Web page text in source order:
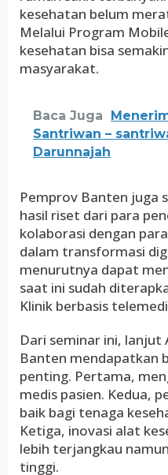
kesehatan belum
Melalui Program
kesehatan bisa
masyarakat.
Baca Juga
Santriwan –
Darunnajah
Pemprov Banten juga
hasil riset dari para
kolaborasi dengan
dalam transformasi
menurutnya dapat
saat ini sudah
Klinik berbasis
Dari seminar ini, lanjut
Banten mendapatkan
penting. Pertama,
medis pasien. Kedua,
baik bagi tenaga
Ketiga, inovasi alat
lebih terjangkau
tinggi.